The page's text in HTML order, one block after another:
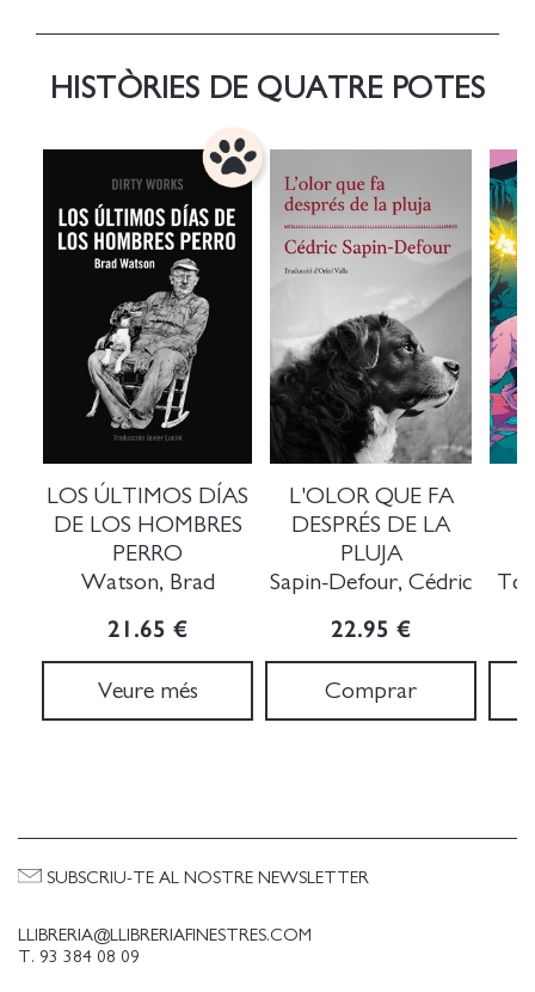
HISTÒRIES DE QUATRE POTES
LOS ÚLTIMOS DÍAS
DE LOS HOMBRES
PERRO
Watson, Brad
21.65 €
Veure més
L'OLOR QUE FA
DESPRÉS DE LA
PLUJA
Sapin-Defour, Cédric
22.95 €
Comprar
LLIBRERIA@LLIBRERIAFINESTRES.COM
T. 93 384 08 09
SUBSCRIU-TE AL NOSTRE NEWSLETTER